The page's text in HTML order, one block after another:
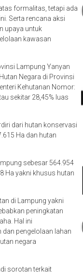
formalitas, tetapi ada
Serta rencana aksi
upaya untuk
kawasan
Lampung Yanyan
Negara di Provinsi
Kehutanan Nomor:
sekitar 28,45% luas
dari hutan konservasi
Ha dan hutan
sebesar 564.954
Ha yakni khusus hutan
di Lampung yakni
peningkatan
Hal ini
pengelolaan lahan
negara
sorotan terkait